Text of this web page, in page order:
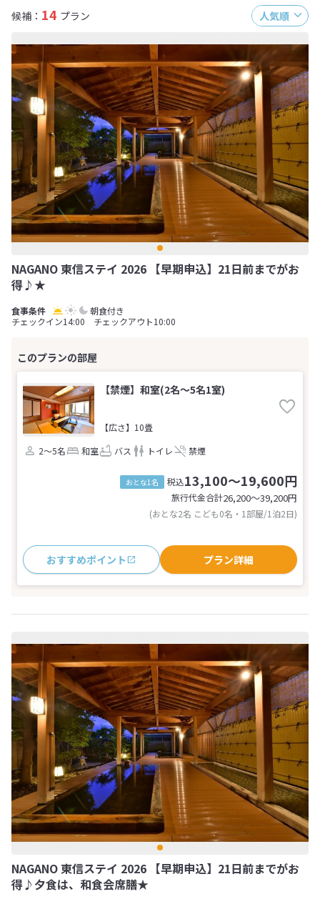
候補： 14 プラン 人気順
NAGANO 東信ステイ 2026 【早期申込】21日前までがお
得♪★
朝食付き
チェックイン14:00 チェックアウト10:00
【禁煙】和室(2名～5名1室)
【広さ】10畳
2～5名
和室 バス トイレ 禁煙
おとな1名 税込13,100～19,600円
旅行代金合計26,200〜39,200円
(おとな2名 こども0名・1部屋/1泊2日)
おすすめポイント プラン詳細
NAGANO 東信ステイ 2026 【早期申込】21日前までがお
得♪夕食は、和食会席膳★